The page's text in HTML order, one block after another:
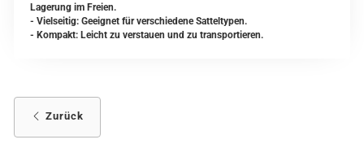
Lagerung im Freien.
- Vielseitig: Geeignet für verschiedene Satteltypen.
- Kompakt: Leicht zu verstauen und zu transportieren.
Zurück